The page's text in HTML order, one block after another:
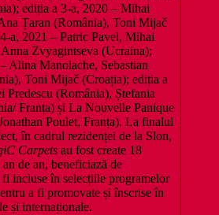
ediția a 3-a, 2020 – Mihai
Țaran (România), Toni Mijač
a, 2021 – Patric Pavel, Mihai
Zvyagintseva (Ucraina);
Alina Manolache, Sebastian
Toni Mijač (Croația); ediția a
Predescu (România), Ștefania
Franța) și La Nouvelle Panique
Poulet, Franța). La finalul
în cadrul rezidenței de la Slon,
Carpets au fost create 18
de an, beneficiază de
fi incluse în selecțiile programelor
a fi promovate și înscrise în
și internaționale.